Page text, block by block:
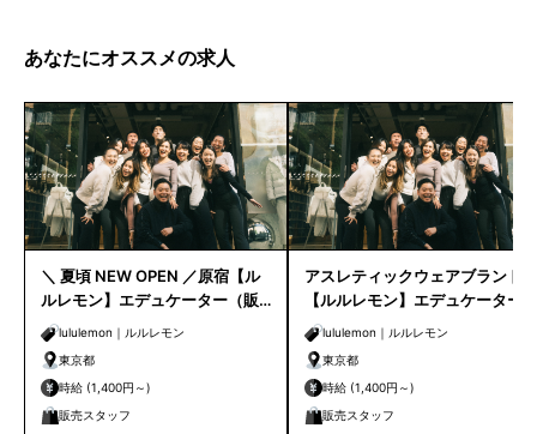
あなたにオススメの求人
＼ 夏頃 NEW OPEN ／原宿【ル
ルレモン】エデュケーター（販
売）オープニングスタッフ◎
lululemon｜ルルレモン
東京都
時給 (1,400円～)
販売スタッフ
アスレティックウェアブランド
【ルルレモン】エデュケーター
（販売/ストアスタッフ）｜青山
lululemon｜ルルレモン
東京都
時給 (1,400円～)
販売スタッフ